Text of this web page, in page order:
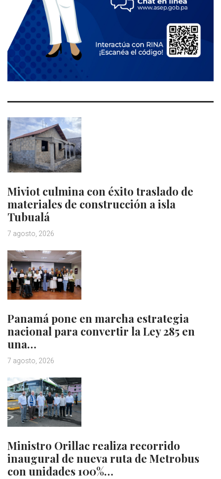
Miviot culmina con éxito traslado de
materiales de construcción a isla
Tubualá
7 agosto, 2026
Panamá pone en marcha estrategia
nacional para convertir la Ley 285 en
una…
7 agosto, 2026
Ministro Orillac realiza recorrido
inaugural de nueva ruta de Metrobus
con unidades 100%…